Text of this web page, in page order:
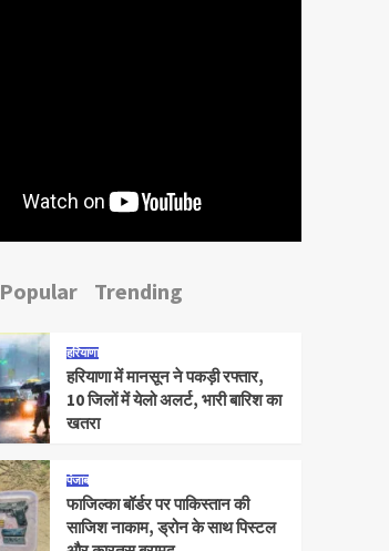
Popular Trending
हरियाणा
हरियाणा में मानसून ने पकड़ी रफ्तार,
10 जिलों में येलो अलर्ट, भारी बारिश का
खतरा
पंजाब
फाजिल्का बॉर्डर पर पाकिस्तान की
साजिश नाकाम, ड्रोन के साथ पिस्टल